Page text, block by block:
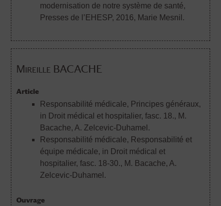
modernisation de notre système de santé,
Presses de l’EHESP, 2016, Marie Mesnil.
Mireille BACACHE
Article
Responsabilité médicale, Principes généraux,
in Droit médical et hospitalier, fasc. 18., M.
Bacache, A. Zelcevic-Duhamel.
Responsabilité médicale, Responsabilité et
équipe médicale, in Droit médical et
hospitalier, fasc. 18-30., M. Bacache, A.
Zelcevic-Duhamel.
Ouvrage